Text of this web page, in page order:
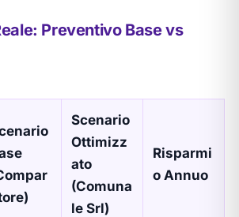
Preventivo Base vs
Scenario
Ottimizz
ato
(Comuna
le Srl)
Risparmi
o Annuo